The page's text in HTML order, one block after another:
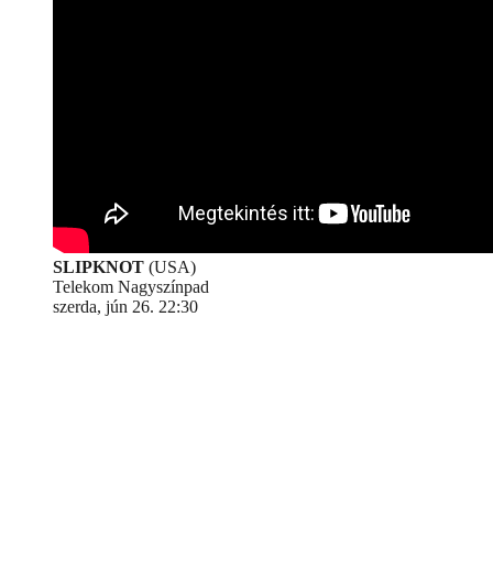
SLIPKNOT (USA)
Telekom Nagyszínpad
szerda, jún 26. 22:30